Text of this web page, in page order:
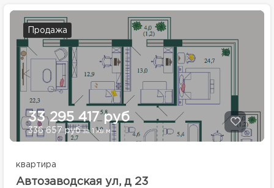
Продажа
33 295 417 руб
336 657 рубза 1 кв.м.
квартира
Автозаводская ул, д 23